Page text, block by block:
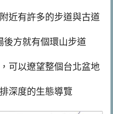
近有許多的步道與古道
後方就有個環山步道
可以遼望整個台北盆地
深度的生態導覽